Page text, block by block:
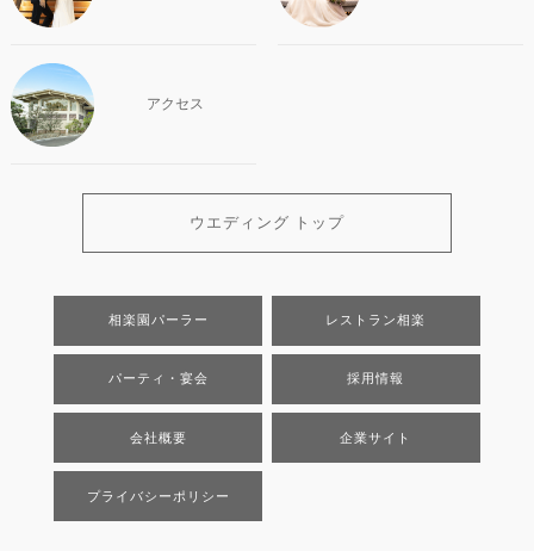
アクセス
ウエディング トップ
相楽園パーラー レストラン相楽
パーティ・宴会 採用情報
会社概要 企業サイト
プライバシーポリシー